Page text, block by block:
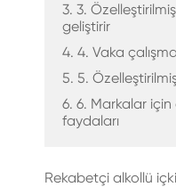
CAM IÇIN
3. 3.
geliştirir
4. 4. Vaka
5. 5.
6. 6. Markalar
faydaları
Rekabetçi alkollü